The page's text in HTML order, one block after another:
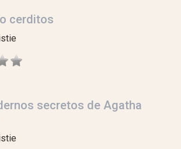
cerditos
secretos de Agatha